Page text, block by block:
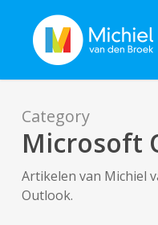
Category
Microsoft
Artikelen van Michiel
Outlook.